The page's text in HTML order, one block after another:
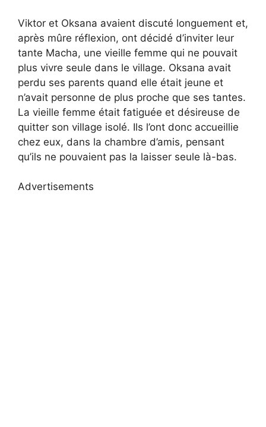
Viktor et Oksana avaient discuté longuement et,
après mûre réflexion, ont décidé d’inviter leur
tante Macha, une vieille femme qui ne pouvait
plus vivre seule dans le village. Oksana avait
perdu ses parents quand elle était jeune et
n’avait personne de plus proche que ses tantes.
La vieille femme était fatiguée et désireuse de
quitter son village isolé. Ils l’ont donc accueillie
chez eux, dans la chambre d’amis, pensant
qu’ils ne pouvaient pas la laisser seule là-bas.
Advertisements